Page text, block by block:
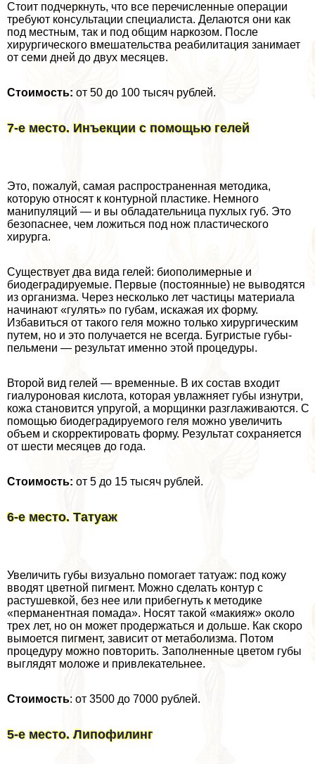
Стоит подчеркнуть, что все перечисленные операции
требуют консультации специалиста. Делаются они как
под местным, так и под общим наркозом. После
хирургического вмешательства реабилитация занимает
от семи дней до двух месяцев.
Стоимость: от 50 до 100 тысяч рублей.
7-е место. Инъекции с помощью гелей
Это, пожалуй, самая распространенная методика,
которую относят к контурной пластике. Немного
манипуляций — и вы обладательница пухлых губ. Это
безопаснее, чем ложиться под нож пластического
хирурга.
Существует два вида гелей: биополимерные и
биодеградируемые. Первые (постоянные) не выводятся
из организма. Через несколько лет частицы материала
начинают «гулять» по губам, искажая их форму.
Избавиться от такого геля можно только хирургическим
путем, но и это получается не всегда. Бугристые губы-
пельмени — результат именно этой процедуры.
Второй вид гелей — временные. В их состав входит
гиалуроновая кислота, которая увлажняет губы изнутри,
кожа становится упругой, а морщинки разглаживаются. С
помощью биодеградируемого геля можно увеличить
объем и скорректировать форму. Результат сохраняется
от шести месяцев до года.
Стоимость: от 5 до 15 тысяч рублей.
6-е место. Татуаж
Увеличить губы визуально помогает татуаж: под кожу
вводят цветной пигмент. Можно сделать контур с
растушевкой, без нее или прибегнуть к методике
«перманентная помада». Носят такой «макияж» около
трех лет, но он может продержаться и дольше. Как скоро
вымоется пигмент, зависит от метаболизма. Потом
процедуру можно повторить. Заполненные цветом губы
выглядят моложе и привлекательнее.
Стоимость: от 3500 до 7000 рублей.
5-е место. Липофилинг